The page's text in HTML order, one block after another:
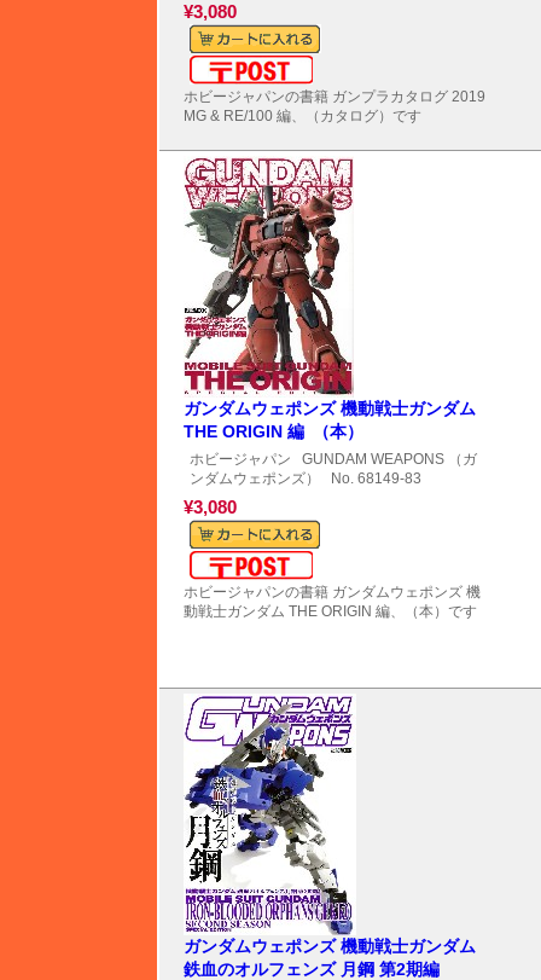
¥3,080
ホビージャパンの書籍 ガンプラカタログ 2019
MG & RE/100 編、（カタログ）です
ガンダムウェポンズ 機動戦士ガンダム
THE ORIGIN 編 （本）
ホビージャパン
GUNDAM WEAPONS （ガ
ンダムウェポンズ）
No. 68149-83
¥3,080
ホビージャパンの書籍 ガンダムウェポンズ 機
動戦士ガンダム THE ORIGIN 編、（本）です
ガンダムウェポンズ 機動戦士ガンダム
鉄血のオルフェンズ 月鋼 第2期編